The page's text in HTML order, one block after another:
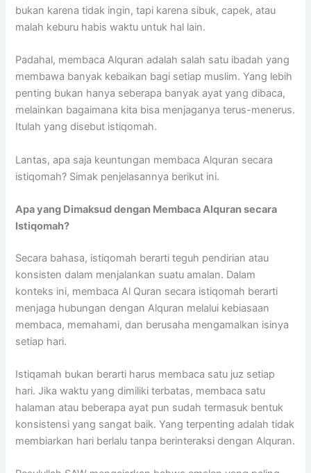
bukan karena tidak ingin, tapi karena sibuk, capek, atau
malah keburu habis waktu untuk hal lain.
Padahal, membaca Alquran adalah salah satu ibadah yang
membawa banyak kebaikan bagi setiap muslim. Yang lebih
penting bukan hanya seberapa banyak ayat yang dibaca,
melainkan bagaimana kita bisa menjaganya terus-menerus.
Itulah yang disebut istiqomah.
Lantas, apa saja keuntungan membaca Alquran secara
istiqomah? Simak penjelasannya berikut ini.
Apa yang Dimaksud dengan Membaca Alquran secara
Istiqomah?
Secara bahasa, istiqomah berarti teguh pendirian atau
konsisten dalam menjalankan suatu amalan. Dalam
konteks ini, membaca Al Quran secara istiqomah berarti
menjaga hubungan dengan Alquran melalui kebiasaan
membaca, memahami, dan berusaha mengamalkan isinya
setiap hari.
Istiqamah bukan berarti harus membaca satu juz setiap
hari. Jika waktu yang dimiliki terbatas, membaca satu
halaman atau beberapa ayat pun sudah termasuk bentuk
konsistensi yang sangat baik. Yang terpenting adalah tidak
membiarkan hari berlalu tanpa berinteraksi dengan Alquran.